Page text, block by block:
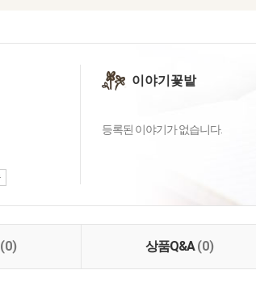
이야기꽃밭
등록된 이야기가 없습니다.
(0) 상품Q&A(0)